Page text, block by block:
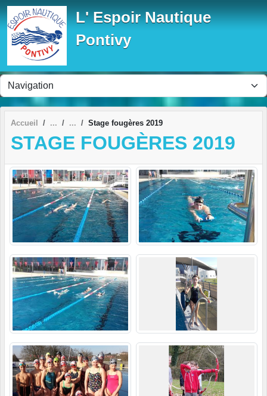
L' Espoir Nautique
Pontivy
Accueil Stage fougères 2019
STAGE FOUGÈRES 2019
Panneau de gestion des cookies